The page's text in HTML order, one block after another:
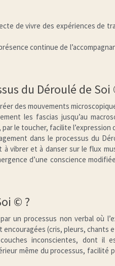
de vivre des expériences de
continue de
du Déroulé de Soi
des mouvements
les fascias jusqu’au
le toucher, facilite
dans le processus du
vibrer et à danser sur le flux
d’une conscience
© ?
un processus non verbal où
(cris, pleurs, chants
inconscientes, dont il
même du processus, facilité